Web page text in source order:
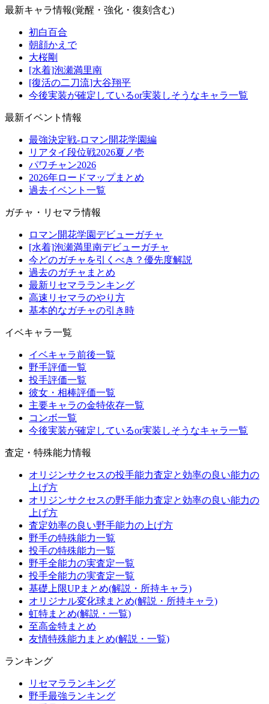
最新キャラ情報(覚醒・強化・復刻含む)
初白百合
朝顔かえで
大桜剛
[水着]泡瀬満里南
[復活の二刀流]大谷翔平
今後実装が確定しているor実装しそうなキャラ一覧
最新イベント情報
最強決定戦-ロマン開花学園編
リアタイ段位戦2026夏ノ壱
パワチャン2026
2026年ロードマップまとめ
過去イベント一覧
ガチャ・リセマラ情報
ロマン開花学園デビューガチャ
[水着]泡瀬満里南デビューガチャ
今どのガチャを引くべき？優先度解説
過去のガチャまとめ
最新リセマラランキング
高速リセマラのやり方
基本的なガチャの引き時
イベキャラ一覧
イベキャラ前後一覧
野手評価一覧
投手評価一覧
彼女・相棒評価一覧
主要キャラの金特依存一覧
コンボ一覧
今後実装が確定しているor実装しそうなキャラ一覧
査定・特殊能力情報
オリジンサクセスの投手能力査定と効率の良い能力の
上げ方
オリジンサクセスの野手能力査定と効率の良い能力の
上げ方
査定効率の良い野手能力の上げ方
野手の特殊能力一覧
投手の特殊能力一覧
野手全能力の実査定一覧
投手全能力の実査定一覧
基礎上限UPまとめ(解説・所持キャラ)
オリジナル変化球まとめ(解説・所持キャラ)
虹特まとめ(解説・一覧)
至高金特まとめ
友情特殊能力まとめ(解説・一覧)
ランキング
リセマラランキング
野手最強ランキング